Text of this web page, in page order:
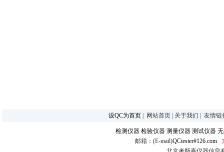
设QC为首页 网站首页 关于我们 友情链
检测仪器 检验仪器 测量仪器 测试仪器
邮箱：(E-mail)QCtester#126.com